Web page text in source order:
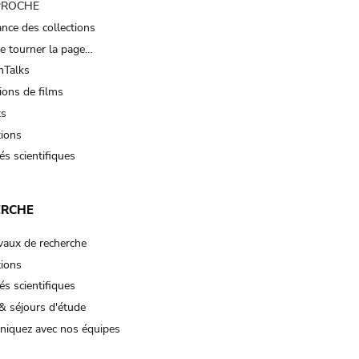
des collections
tourner la page…
de films
scientifiques
de recherche
scientifiques
séjours d'étude
avec nos équipes